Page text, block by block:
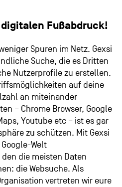
Fußabdruck!
Spuren im Netz. Gexsi
Suche, die es Dritten
Nutzerprofile zu erstellen.
auf deine
an miteinander
– Chrome Browser, Google
Youtube etc – ist es gar
zu schützen. Mit Gexsi
Welt
die meisten Daten
die Websuche. Als
vertreten wir eure